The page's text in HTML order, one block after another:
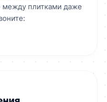
между плитками даже